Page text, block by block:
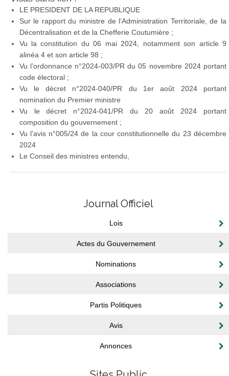
LE PRESIDENT DE LA REPUBLIQUE
Sur le rapport du ministre de l’Administration Territoriale, de la
Décentralisation et de la Chefferie Coutumière ;
Vu la constitution du 06 mai 2024, notamment son article 9
alinéa 4 et son article 98 ;
Vu l’ordonnance n°2024-003/PR du 05 novembre 2024 portant
code électoral ;
Vu le décret n°2024-040/PR du 1er août 2024 portant
nomination du Premier ministre
Vu le décret n°2024-041/PR du 20 août 2024 portant
composition du gouvernement ;
Vu l’avis n°005/24 de la cour constitutionnelle du 23 décembre
2024
Le Conseil des ministres entendu,
Journal Officiel
Lois
Actes du Gouvernement
Nominations
Associations
Partis Politiques
Avis
Annonces